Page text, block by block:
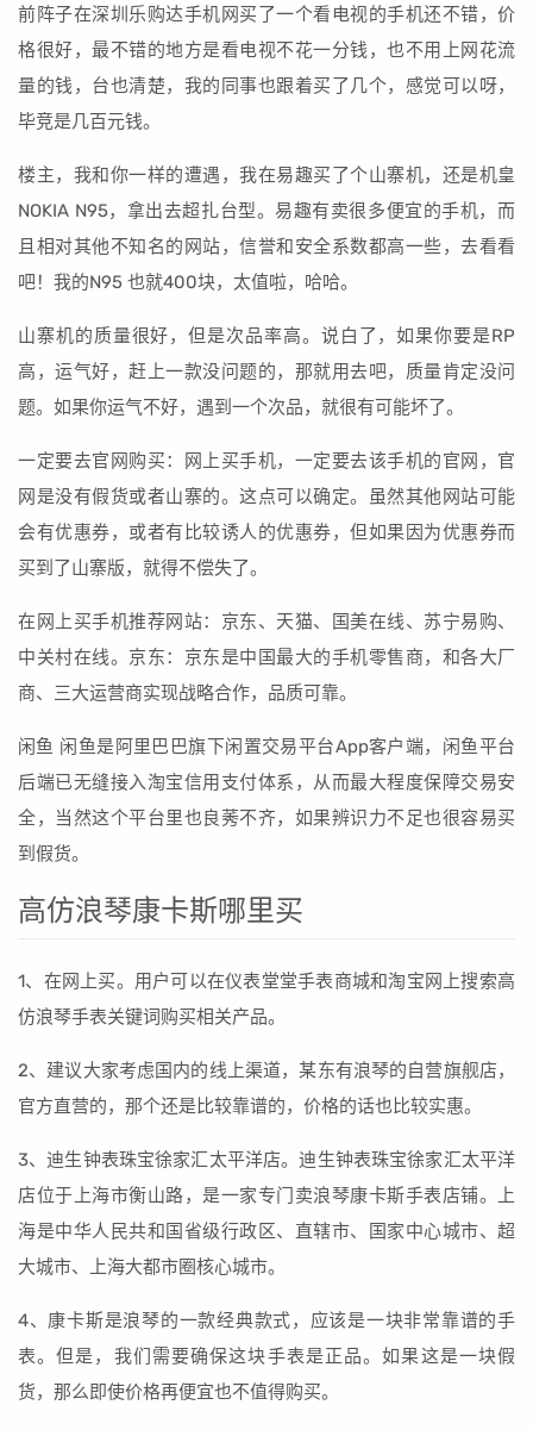
前阵子在深圳乐购达手机网买了一个看电视的手机还不错，价
格很好，最不错的地方是看电视不花一分钱，也不用上网花流
量的钱，台也清楚，我的同事也跟着买了几个，感觉可以呀，
毕竞是几百元钱。
楼主，我和你一样的遭遇，我在易趣买了个山寨机，还是机皇
NOKIA N95，拿出去超扎台型。易趣有卖很多便宜的手机，而
且相对其他不知名的网站，信誉和安全系数都高一些，去看看
吧！我的N95 也就400块，太值啦，哈哈。
山寨机的质量很好，但是次品率高。说白了，如果你要是RP
高，运气好，赶上一款没问题的，那就用去吧，质量肯定没问
题。如果你运气不好，遇到一个次品，就很有可能坏了。
一定要去官网购买：网上买手机，一定要去该手机的官网，官
网是没有假货或者山寨的。这点可以确定。虽然其他网站可能
会有优惠券，或者有比较诱人的优惠券，但如果因为优惠券而
买到了山寨版，就得不偿失了。
在网上买手机推荐网站：京东、天猫、国美在线、苏宁易购、
中关村在线。京东：京东是中国最大的手机零售商，和各大厂
商、三大运营商实现战略合作，品质可靠。
闲鱼 闲鱼是阿里巴巴旗下闲置交易平台App客户端，闲鱼平台
后端已无缝接入淘宝信用支付体系，从而最大程度保障交易安
全，当然这个平台里也良莠不齐，如果辨识力不足也很容易买
到假货。
高仿浪琴康卡斯哪里买
1、在网上买。用户可以在仪表堂堂手表商城和淘宝网上搜索高
仿浪琴手表关键词购买相关产品。
2、建议大家考虑国内的线上渠道，某东有浪琴的自营旗舰店，
官方直营的，那个还是比较靠谱的，价格的话也比较实惠。
3、迪生钟表珠宝徐家汇太平洋店。迪生钟表珠宝徐家汇太平洋
店位于上海市衡山路，是一家专门卖浪琴康卡斯手表店铺。上
海是中华人民共和国省级行政区、直辖市、国家中心城市、超
大城市、上海大都市圈核心城市。
4、康卡斯是浪琴的一款经典款式，应该是一块非常靠谱的手
表。但是，我们需要确保这块手表是正品。如果这是一块假
货，那么即使价格再便宜也不值得购买。